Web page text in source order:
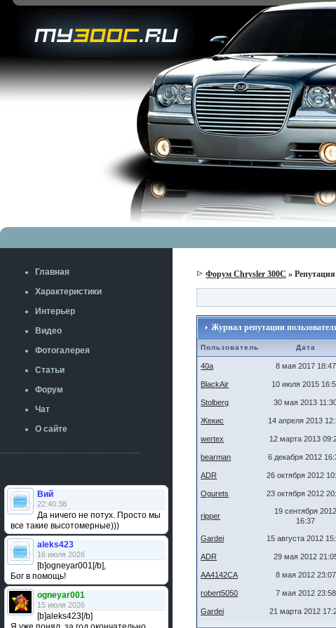
Главная
Характеристики
Интерьер
Видео
Фотогалерея
Статьи
Форум
Чат
О сайте
Вий
22:40:38
Да ничего не потух. Просто мы
все такие высотомерные)))
aleks423
16 июля 2026
[b]ogneyar001[/b],
Бог в помощь!
ogneyar001
15 июля 2026
[b]aleks423[/b]
Форум Chrysler 300C » Репутация
Журнал репутации
Пользователь Дата
40a 8 мая 2017 18:47
BlackAir 10 июля 2015
Stolberg 30 мая 2013
Жекис 14 апреля 2013
wertex 12 марта 2013
bearman 6 декабря 2012
ADR 26 октября 2012
Ogurets 23 октября 2012
ripper
19 сентября 2012
16:37
Gardei 15 августа 2012
ADR 29 мая 2012
AA4142CA 8 мая 2012 23:07
robert5050 7 мая 2012 23:58
Gardei 21 марта 2012